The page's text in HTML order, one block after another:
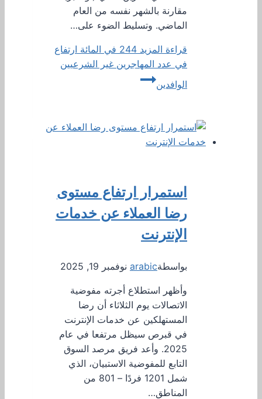
مقارنة بالشهر نفسه من العام
الماضي. وتسليط الضوء على…
قراءة المزيد
244 في المائة ارتفاع
في عدد المهاجرين غير الشرعيين
الوافدين
استمرار ارتفاع مستوى
رضا العملاء عن خدمات
الإنترنت
بواسطةarabic نوفمبر 19, 2025
وأظهر استطلاع أجرته مفوضية
الاتصالات يوم الثلاثاء أن رضا
المستهلكين عن خدمات الإنترنت
في قبرص سيظل مرتفعا في عام
2025. وأعد فريق مرصد السوق
التابع للمفوضية الاستبيان، الذي
شمل 1201 فردًا – 801 من
المناطق…